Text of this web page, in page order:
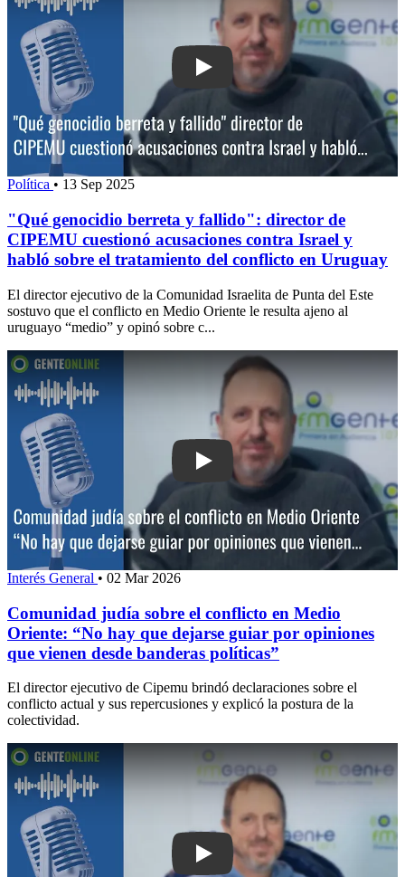
Play: "Qué genocidio berreta y
Política • 13 Sep 2025
"Qué genocidio berreta y fallido": director de
CIPEMU cuestionó acusaciones contra Israel y
habló sobre el tratamiento del conflicto en Uruguay
El director ejecutivo de la Comunidad Israelita de Punta del Este
sostuvo que el conflicto en Medio Oriente le resulta ajeno al
uruguayo “medio” y opinó sobre c...
Play: Comunidad judía sobre el
Interés General • 02 Mar 2026
Comunidad judía sobre el conflicto en Medio
Oriente: “No hay que dejarse guiar por opiniones
que vienen desde banderas políticas”
El director ejecutivo de Cipemu brindó declaraciones sobre el
conflicto actual y sus repercusiones y explicó la postura de la
colectividad.
Play: “Hay una parte de la